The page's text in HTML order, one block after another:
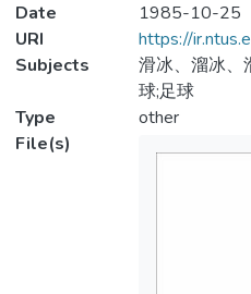
Date
1985-10-25
URI
https://
Subjects
滑冰、溜冰、
球;足球
Type
other
File(s)